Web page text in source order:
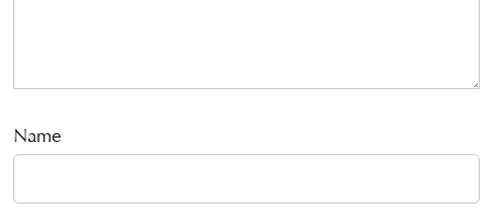
Name